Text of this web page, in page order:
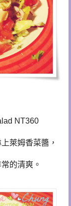
NT360
萊姆香菜醬，
的清爽。